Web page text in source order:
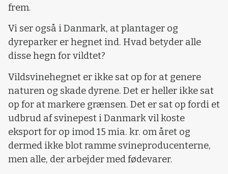
frem.
Vi ser også i Danmark, at plantager og
dyreparker er hegnet ind. Hvad betyder alle
disse hegn for vildtet?
Vildsvinehegnet er ikke sat op for at genere
naturen og skade dyrene. Det er heller ikke sat
op for at markere grænsen. Det er sat op fordi et
udbrud af svinepest i Danmark vil koste
eksport for op imod 15 mia. kr. om året og
dermed ikke blot ramme svineproducenterne,
men alle, der arbejder med fødevarer.